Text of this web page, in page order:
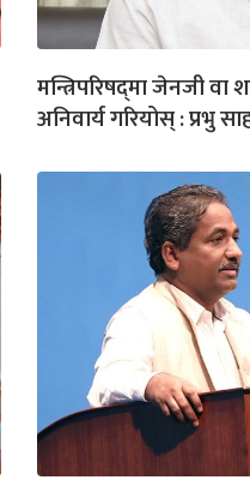
मन्त्रिपरिषद्‌मा जेनजी वा
अनिवार्य गरियोस् : प्रभु